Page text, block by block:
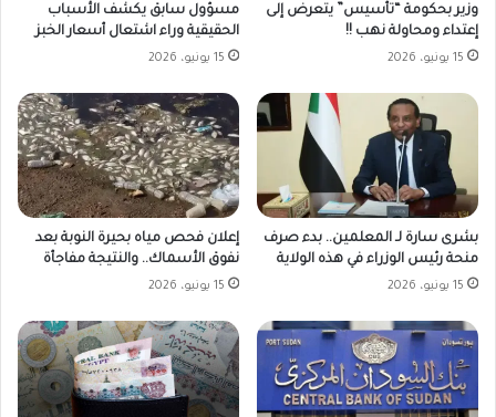
وزير بحكومة “تأسيس” يتعرض إلى
إعتداء ومحاولة نهب !!
15 يونيو، 2026
مسؤول سابق يكشف الأسباب
الحقيقية وراء اشتعال أسعار الخبز
15 يونيو، 2026
بشرى سارة لـ المعلمين.. بدء صرف
منحة رئيس الوزراء في هذه الولاية
15 يونيو، 2026
إعلان فحص مياه بحيرة النوبة بعد
نفوق الأسماك.. والنتيجة مفاجأة
15 يونيو، 2026